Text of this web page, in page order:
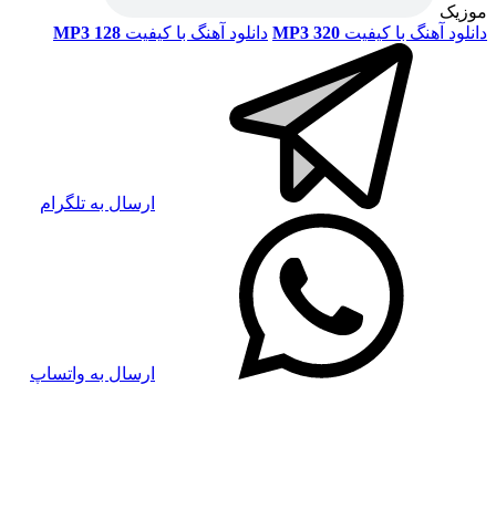
موزیک
دانلود آهنگ با کیفیت MP3 320 دانلود آهنگ با کیفیت MP3 128
ارسال به تلگرام
ارسال به واتساپ